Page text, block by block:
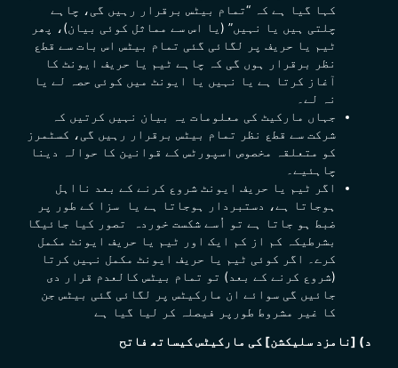
کہا گیا ہے کہ “تمام بیٹس برقرار رہیں گی، چاہے
چلتی ہیں یا نہیں” (یا اس سے مماثل کوئی بیان)، پھر
ٹیم یا حریف پر لگائی گئی تمام بیٹس اس بات سے قطع
نظر برقرار ہوں گی کہ چاہے ٹیم یا حریف ایونٹ کا
آغاز کرتا ہے یا نہیں یا ایونٹ میں کوئی حصہ لے یا
نہ لے۔
جہاں مارکیٹ کی معلومات یہ بیان نہیں کرتیں کہ
شرکت سے قطع نظر تمام بیٹس برقرار رہیں گی، کسٹمرز
کو متعلقہ مخصوص اسپورٹس کے قوانین کا حوالہ دینا
چاہئیے۔
اگر ٹیم یا حریف ایونٹ شروع کرنے کے بعد نااہل
ہوجاتا ہے، دستبردار ہوجاتا ہے یا سزا کے طور پر
ضبط ہو جاتا ہے تو اُسے شکست خوردہ تصور کیا جائیگا
بشرطیکہ کم از کم ایک اور ٹیم یا حریف ایونٹ مکمل
کرے۔ اگر کوئی ٹیم یا حریف ایونٹ مکمل نہیں کرتا
(شروع کرنے کے بعد) تو تمام بیٹس کالعدم قرار دی
جائیں گی سوائے ان مارکیٹس پر لگائی گئی بیٹس جن
کا غیر مشروط طورپر فیصلہ کر لیا گیا ہے
د) [نامزد سلیکشن] کی مارکیٹس کیساتھ فاتح